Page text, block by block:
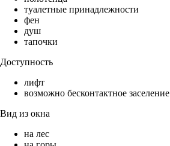
туалетные принадлежности
фен
душ
тапочки
Доступность
лифт
возможно бесконтактное заселение
Вид из окна
на лес